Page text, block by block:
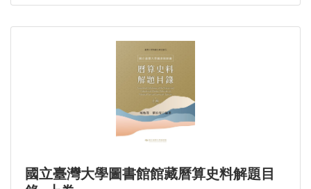
國立臺灣大學圖書館館藏曆算史料解題目